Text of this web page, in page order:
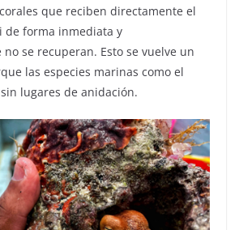
que reciben directamente el
de forma inmediata y
se recuperan. Esto se vuelve un
las especies marinas como el
lugares de anidación.